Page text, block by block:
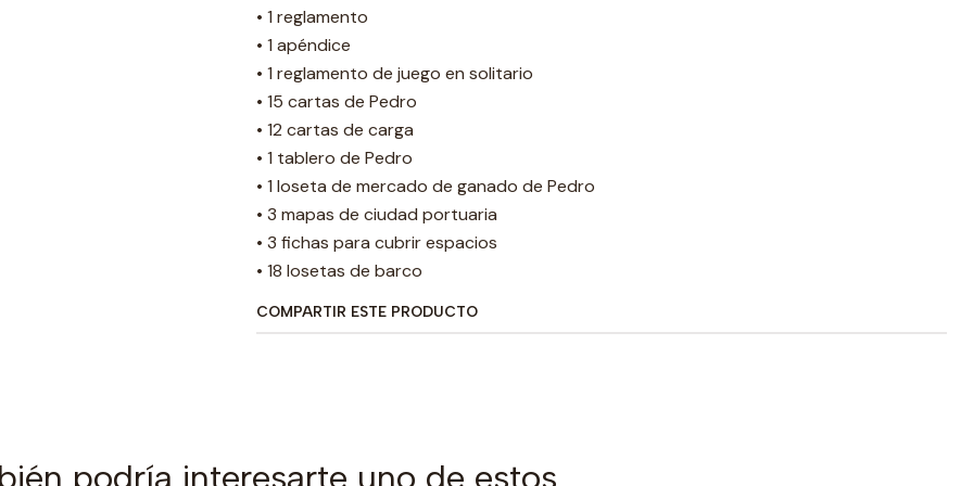
• 1 reglamento
• 1 apéndice
• 1 reglamento de juego en solitario
• 15 cartas de Pedro
• 12 cartas de carga
• 1 tablero de Pedro
• 1 loseta de mercado de ganado de Pedro
• 3 mapas de ciudad portuaria
• 3 fichas para cubrir espacios
• 18 losetas de barco
COMPARTIR ESTE PRODUCTO
podría interesarte uno de estos